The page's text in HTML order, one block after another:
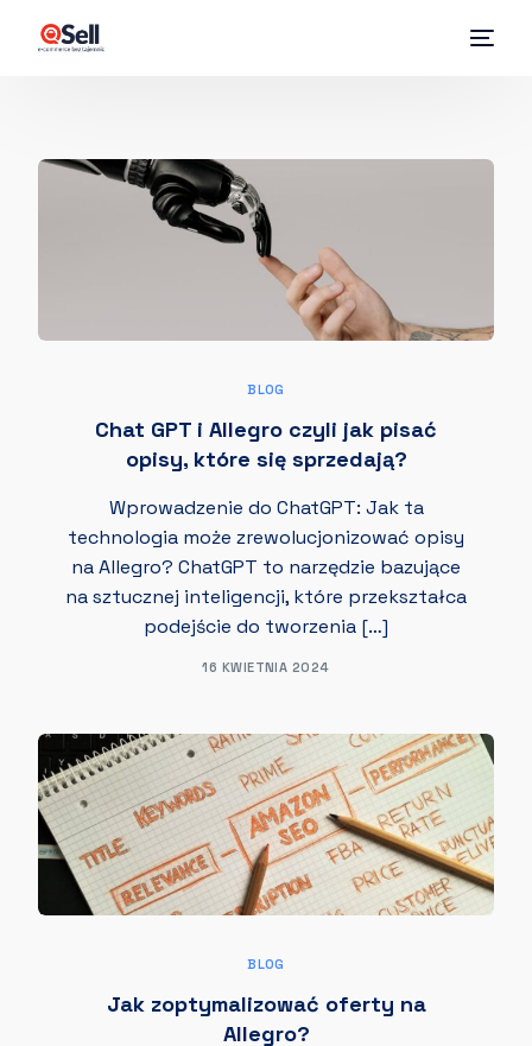
BLOG
Chat GPT i Allegro czyli jak pisać
opisy, które się sprzedają?
Wprowadzenie do ChatGPT: Jak ta
technologia może zrewolucjonizować opisy
na Allegro? ChatGPT to narzędzie bazujące
na sztucznej inteligencji, które przekształca
podejście do tworzenia […]
16 KWIETNIA 2024
BLOG
Jak zoptymalizować oferty na
Allegro?